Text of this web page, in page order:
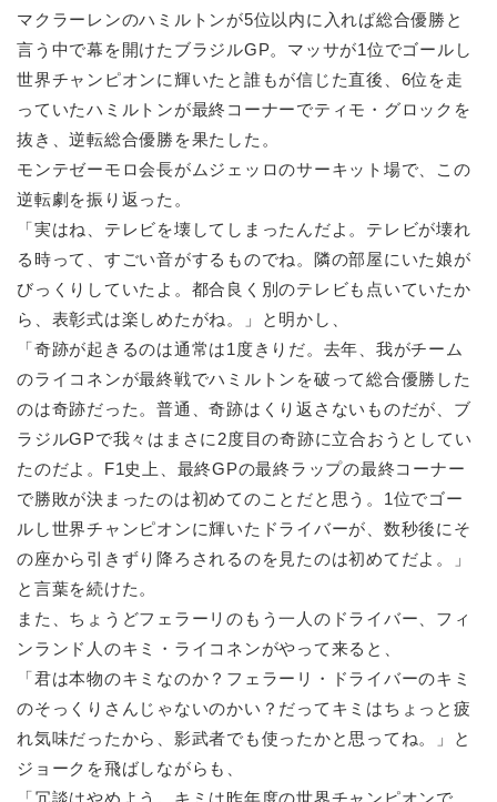
マクラーレンのハミルトンが5位以内に入れば総合優勝と
言う中で幕を開けたブラジルGP。マッサが1位でゴールし
世界チャンピオンに輝いたと誰もが信じた直後、6位を走
っていたハミルトンが最終コーナーでティモ・グロックを
抜き、逆転総合優勝を果たした。
モンテゼーモロ会長がムジェッロのサーキット場で、この
逆転劇を振り返った。
「実はね、テレビを壊してしまったんだよ。テレビが壊れ
る時って、すごい音がするものでね。隣の部屋にいた娘が
びっくりしていたよ。都合良く別のテレビも点いていたか
ら、表彰式は楽しめたがね。」と明かし、
「奇跡が起きるのは通常は1度きりだ。去年、我がチーム
のライコネンが最終戦でハミルトンを破って総合優勝した
のは奇跡だった。普通、奇跡はくり返さないものだが、ブ
ラジルGPで我々はまさに2度目の奇跡に立合おうとしてい
たのだよ。F1史上、最終GPの最終ラップの最終コーナー
で勝敗が決まったのは初めてのことだと思う。1位でゴー
ルし世界チャンピオンに輝いたドライバーが、数秒後にそ
の座から引きずり降ろされるのを見たのは初めてだよ。」
と言葉を続けた。
また、ちょうどフェラーリのもう一人のドライバー、フィ
ンランド人のキミ・ライコネンがやって来ると、
「君は本物のキミなのか？フェラーリ・ドライバーのキミ
のそっくりさんじゃないのかい？だってキミはちょっと疲
れ気味だったから、影武者でも使ったかと思ってね。」と
ジョークを飛ばしながらも、
「冗談はやめよう。キミは昨年度の世界チャンピオンで、